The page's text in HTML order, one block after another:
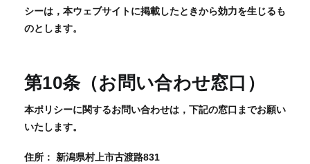
シーは，本ウェブサイトに掲載したときから効力を生じるも
のとします。
第10条（お問い合わせ窓口）
本ポリシーに関するお問い合わせは，下記の窓口までお願い
いたします。
住所： 新潟県村上市古渡路831